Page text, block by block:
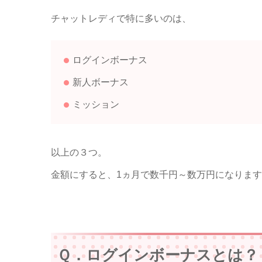
チャットレディで特に多いのは、
ログインボーナス
新人ボーナス
ミッション
以上の３つ。
金額にすると、1ヵ月で数千円～数万円になりま
Ｑ．ログインボーナスとは？